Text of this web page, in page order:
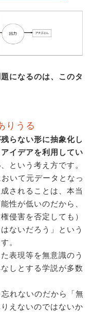
になるのは、このタ
りうる
らない形に抽象化し
イデアを利用してい
、という考え方です。
いて元データとなっ
されることは、本当
性が低いのだから、
侵害を否定しても）
ないだろう」という
。
表現等を無意識のう
しとする学説が多数
れないのだから「無
えないのではないか